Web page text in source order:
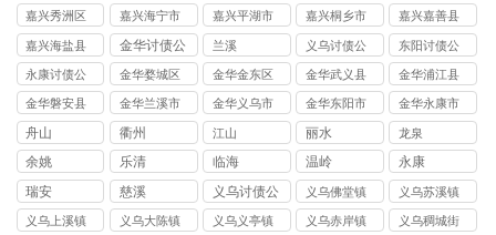
司
讨债公司
嘉兴秀洲区
讨债公司
嘉兴海宁市
讨债公司
嘉兴平湖市
讨债公司
嘉兴桐乡市
讨债公司
嘉兴嘉善县
讨债公司
嘉兴海盐县
讨债公司
金华讨债公
司
兰溪
义乌讨债公
司
东阳讨债公
司
永康讨债公
司
金华婺城区
讨债公司
金华金东区
讨债公司
金华武义县
讨债公司
金华浦江县
讨债公司
金华磐安县
讨债公司
金华兰溪市
讨债公司
金华义乌市
讨债公司
金华东阳市
讨债公司
金华永康市
讨债公司
舟山 衢州 江山 丽水 龙泉
余姚 乐清 临海 温岭
永康
瑞安
慈溪
义乌讨债公
司
义乌佛堂镇
讨债公司
义乌苏溪镇
讨债公司
义乌上溪镇
义乌大陈镇
义乌义亭镇
义乌赤岸镇
义乌稠城街